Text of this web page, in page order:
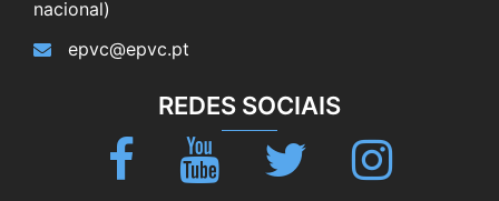
nacional)
epvc@epvc.pt
REDES SOCIAIS
Facebook Youtube Twitter Instagram